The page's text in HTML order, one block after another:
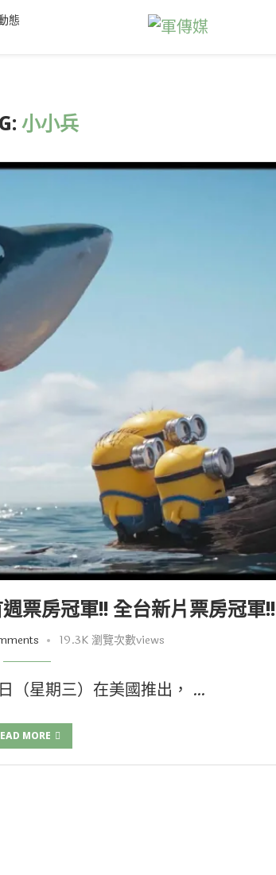
態
小小兵
票房冠軍!! 全台新片票房冠軍!!
19.3K 瀏覽次數views
（星期三）在美國推出， …
MORE